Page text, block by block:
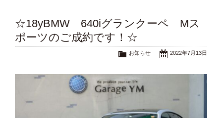
☆18yBMW 640iグランクーペ Mス
ポーツのご成約です！☆
2022年7月13日
お知らせ